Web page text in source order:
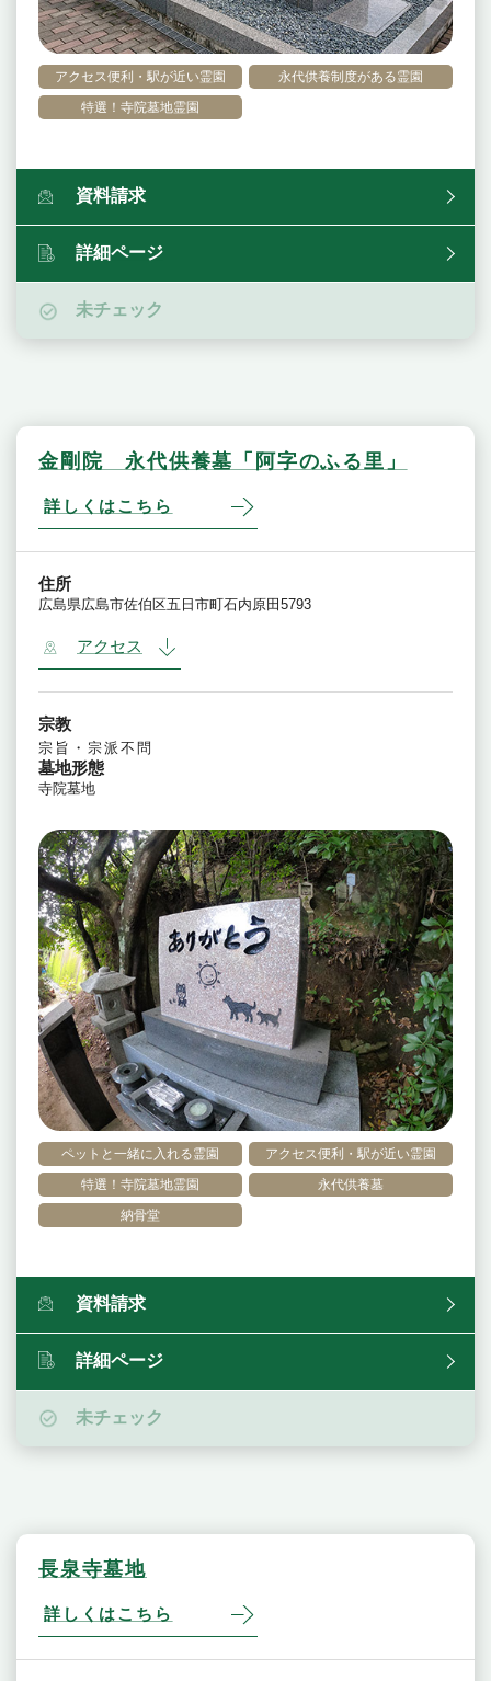
アクセス便利・駅が近い霊園
永代供養制度がある霊園
特選！寺院墓地霊園
資料請求
詳細ページ
未チェック
金剛院 永代供養墓「阿字のふる里」
詳しくはこちら
ペットと一緒に入れる霊園
アクセス便利・駅が近い霊園
特選！寺院墓地霊園
永代供養墓
納骨堂
住所
広島県広島市佐伯区五日市町石内原田5793
アクセス
宗教
宗旨・宗派不問
墓地形態
寺院墓地
資料請求
詳細ページ
未チェック
長泉寺墓地
詳しくはこちら